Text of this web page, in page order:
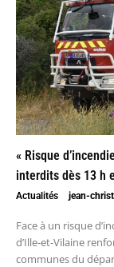
« Risque
interdits dès 13 h
Actualités jean-
Face à un risque
d’Ille-et-Vilaine
communes du